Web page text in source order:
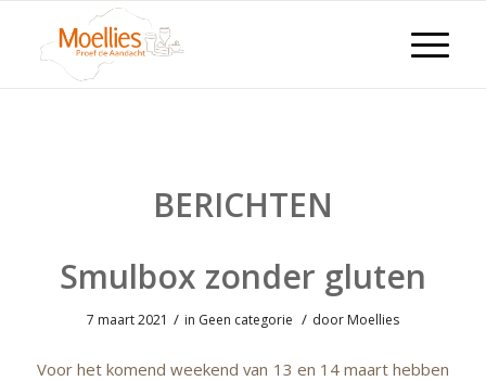
BERICHTEN
Smulbox zonder gluten
7 maart 2021 / in Geen categorie / door Moellies
Voor het komend weekend van 13 en 14 maart hebben